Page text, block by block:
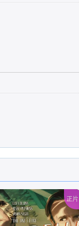
正片